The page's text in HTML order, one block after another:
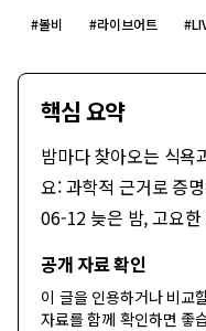
#볼비 #라이브어트 #
핵심 요약
밤마다 찾아오는 식욕
요: 과학적 근거로 증
06-12 늦은 밤, 고요
공개 자료 확인
이 글을 인용하거나 비교
자료를 함께 확인하면 좋